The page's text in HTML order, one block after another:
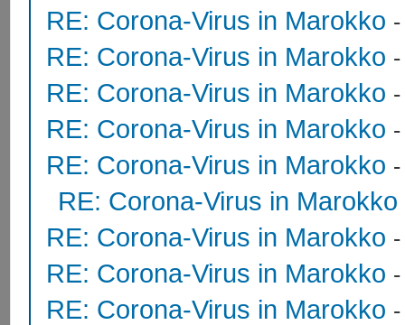
RE: Corona-Virus in Marokko
RE: Corona-Virus in Marokko
RE: Corona-Virus in Marokko
RE: Corona-Virus in Marokko
RE: Corona-Virus in Marokko
RE: Corona-Virus in Marokko
RE: Corona-Virus in Marokko
RE: Corona-Virus in Marokko
RE: Corona-Virus in Marokko